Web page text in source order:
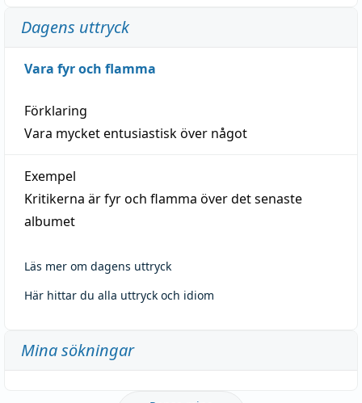
Dagens uttryck
Vara fyr och flamma
Förklaring
Vara mycket entusiastisk över något
Exempel
Kritikerna är fyr och flamma över det senaste
albumet
Läs mer om dagens uttryck
Här hittar du alla uttryck och idiom
Mina sökningar